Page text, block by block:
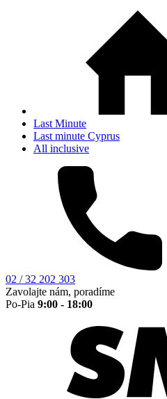
Last Minute
Last minute Cyprus
All inclusive
02 / 32 202 303
Zavolajte nám, poradíme
Po-Pia 9:00 - 18:00